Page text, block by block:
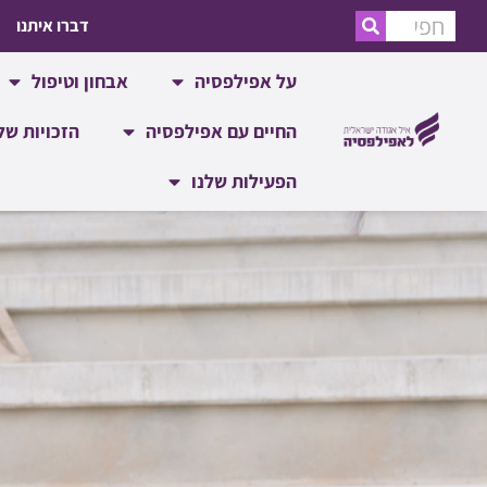
דברו איתנו
על אפילפסיה
אבחון וטיפול
החיים עם אפילפסיה
הזכויות
הפעילות שלנו